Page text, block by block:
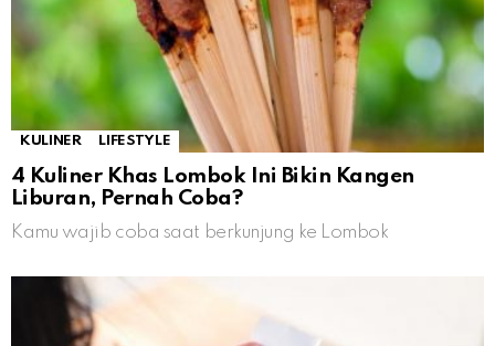
KULINER LIFESTYLE
4 Kuliner Khas Lombok Ini Bikin Kangen
Liburan, Pernah Coba?
Kamu wajib coba saat berkunjung ke Lombok